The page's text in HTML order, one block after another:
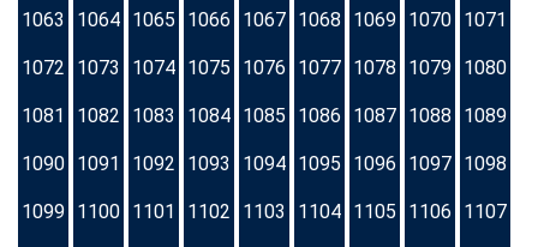
1063 1064 1065 1066 1067 1068 1069 1070 1071
1072 1073 1074 1075 1076 1077 1078 1079 1080
1081 1082 1083 1084 1085 1086 1087 1088 1089
1090 1091 1092 1093 1094 1095 1096 1097 1098
1099 1100 1101 1102 1103 1104 1105 1106 1107